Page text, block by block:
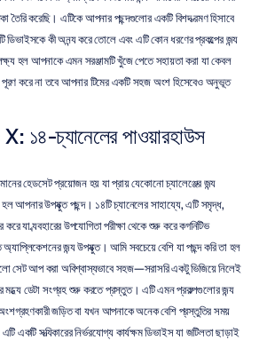
তৈরি করেছি। এটিকে আপনার পছন্দগুলোর একটি বিশদ ভ্রমণ হিসাবে
ডিভাইসকে কী অনন্য করে তোলে এবং এটি কোন ধরণের প্রকল্পের জন্য
হল আপনাকে এমন সরঞ্জামটি খুঁজে পেতে সহায়তা করা যা কেবল
করে না তবে আপনার টিমের একটি সহজ অংশ হিসেবেও অনুভূত
চ্যানেলের পাওয়ারহাউস
হেডসেট প্রয়োজন হয় যা প্রায় যেকোনো চ্যালেঞ্জের জন্য
উপযুক্ত পছন্দ। ১৪টি চ্যানেলের সাহায্যে, এটি সমৃদ্ধ,
করে যা ব্যবহারের উপযোগিতা পরীক্ষা থেকে শুরু করে কগনিটিভ
অ্যাপ্লিকেশনের জন্য উপযুক্ত। আমি সবচেয়ে বেশি যা পছন্দ করি তা হল
সেট আপ করা অবিশ্বাস্যভাবে সহজ—সরাসরি একটু ভিজিয়ে নিলেই
মধ্যে ডেটা সংগ্রহ শুরু করতে প্রস্তুত। এটি এমন প্রকল্পগুলোর জন্য
অংশগ্রহণকারী জড়িত বা যখন আপনাকে অনেক বেশি প্রস্তুতির সময়
সত্যিকারের নির্ভরযোগ্য কার্যক্ষম ডিভাইস যা জটিলতা ছাড়াই